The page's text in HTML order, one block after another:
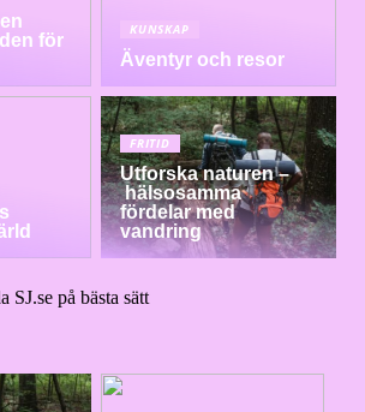
för
KUNSKAP
Äventyr och resor
FRITID
Utforska naturen –
hälsosamma
fördelar med
vandring
SJ.se på bästa sätt